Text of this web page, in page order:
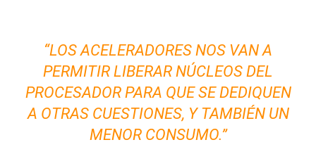
“LOS ACELERADORES NOS VAN A
PERMITIR LIBERAR NÚCLEOS DEL
PROCESADOR PARA QUE SE DEDIQUEN
A OTRAS CUESTIONES, Y TAMBIÉN UN
MENOR CONSUMO.”